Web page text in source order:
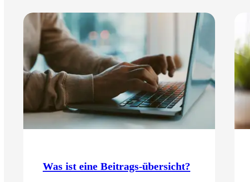
Was ist eine Beitrags-übersicht?